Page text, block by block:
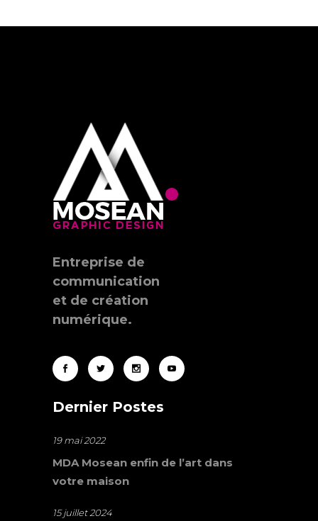
Entreprise de
communication
et de création
numérique.
Dernier Postes
19 mai 2022
MDA Mosean enfin de l’art dans
votre maison
15 juillet 2024